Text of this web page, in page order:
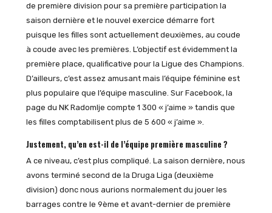
de première division pour sa première participation la
saison dernière et le nouvel exercice démarre fort
puisque les filles sont actuellement deuxièmes, au coude
à coude avec les premières. L’objectif est évidemment la
première place, qualificative pour la Ligue des Champions.
D’ailleurs, c’est assez amusant mais l’équipe féminine est
plus populaire que l’équipe masculine. Sur Facebook, la
page du NK Radomlje compte 1 300 « j’aime » tandis que
les filles comptabilisent plus de 5 600 « j’aime ».
Justement, qu’en est-il de l’équipe première masculine ?
A ce niveau, c’est plus compliqué. La saison dernière, nous
avons terminé second de la Druga Liga (deuxième
division) donc nous aurions normalement du jouer les
barrages contre le 9ème et avant-dernier de première